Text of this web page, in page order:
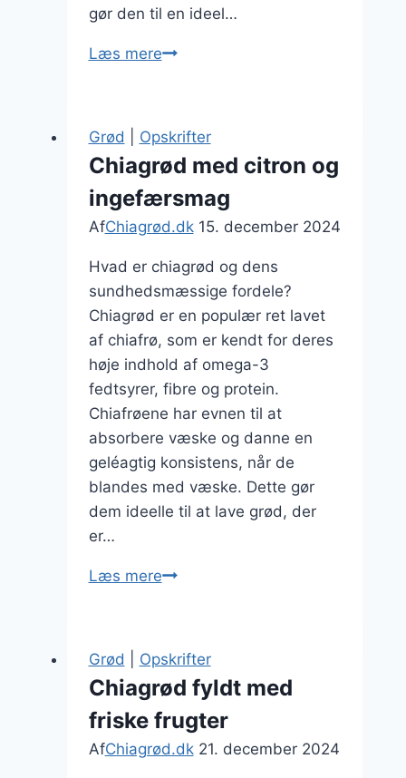
gør den til en ideel…
Læs mereChargrønnsager:
morgenmad
Grød Opskrifter
Chiagrød med citron og
ingefærsmag
AfChiagrød.dk 15. december 2024
Hvad er chiagrød og dens
sundhedsmæssige fordele?
Chiagrød er en populær ret lavet
af chiafrø, som er kendt for deres
høje indhold af omega-3
fedtsyrer, fibre og protein.
Chiafrøene har evnen til at
absorbere væske og danne en
geléagtig konsistens, når de
blandes med væske. Dette gør
dem ideelle til at lave grød, der
er…
Læs mereChiagrød
og
Grød Opskrifter
Chiagrød fyldt med
friske frugter
AfChiagrød.dk 21. december 2024